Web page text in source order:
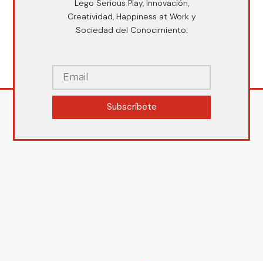
Lego Serious Play, Innovación,
Creatividad, Happiness at Work y
Sociedad del Conocimiento.
Subscríbete